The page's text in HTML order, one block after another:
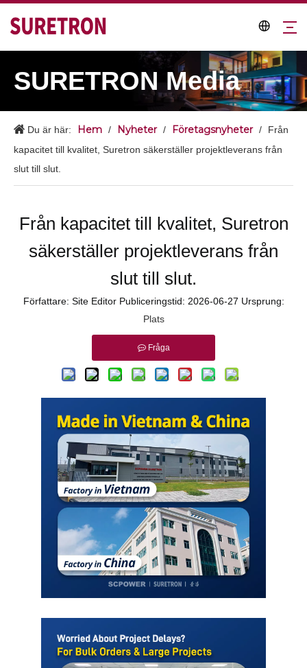
SURETRON Media
Du är här: Hem / Nyheter / Företagsnyheter /
Från
kapacitet till kvalitet, Suretron säkerställer projektleverans från
slut till slut.
Från kapacitet till kvalitet, Suretron
säkerställer projektleverans från
slut till slut.
Författare: Site Editor Publiceringstid: 2026-06-27 Ursprung:
Plats
Fråga